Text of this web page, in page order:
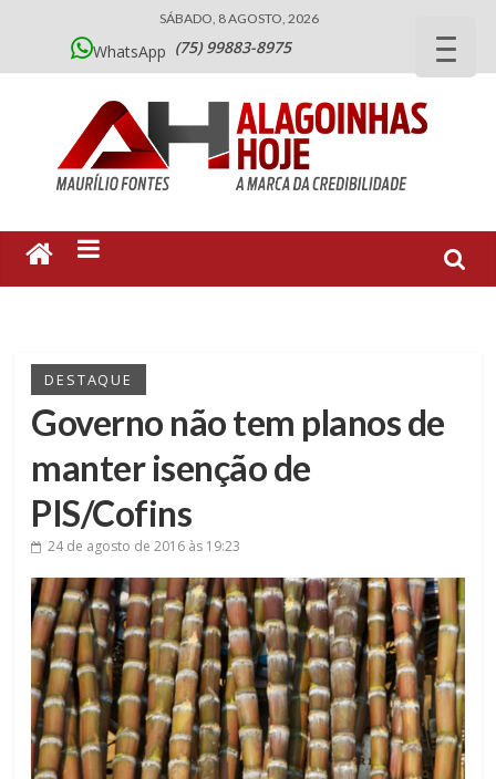
SÁBADO, 8 AGOSTO, 2026
WhatsApp (75) 99883-8975
DESTAQUE
Governo não tem planos de
manter isenção de
PIS/Cofins
24 de agosto de 2016 às 19:23